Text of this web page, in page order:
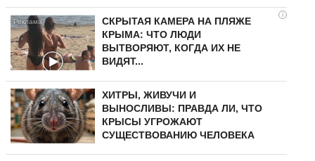
i
СКРЫТАЯ КАМЕРА НА ПЛЯЖЕ
КРЫМА: ЧТО ЛЮДИ
ВЫТВОРЯЮТ, КОГДА ИХ НЕ
ВИДЯТ...
ХИТРЫ, ЖИВУЧИ И
ВЫНОСЛИВЫ: ПРАВДА ЛИ, ЧТО
КРЫСЫ УГРОЖАЮТ
СУЩЕСТВОВАНИЮ ЧЕЛОВЕКА